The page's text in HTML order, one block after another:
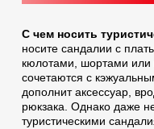
С чем носить
носите сандалии с
кюлотами, шортами
сочетаются с
дополнит аксессуар,
рюкзака. Однако даже
туристическими